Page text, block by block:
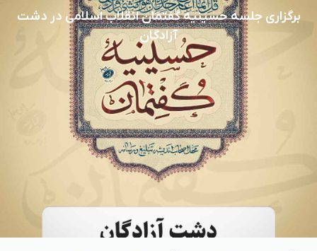
برگزاری جلسه حسینیه گفتمان انقلاب اسلامی در دشت
آزادگان